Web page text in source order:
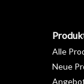
Alle
Neue